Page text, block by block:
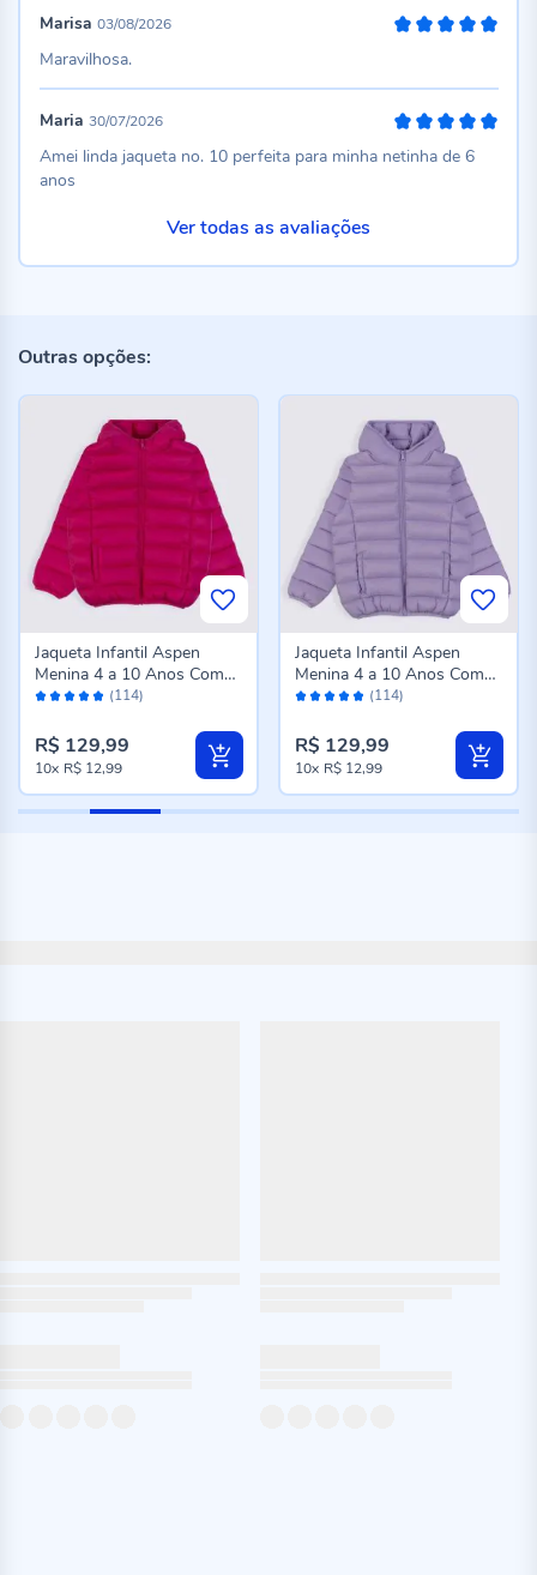
Marisa 03/08/2026
Maravilhosa.
Maria 30/07/2026
Amei linda jaqueta no. 10 perfeita para minha netinha de 6
anos
Ver todas as avaliações
Outras opções:
Avaliação: (114)
Jaqueta Infantil Aspen
Menina 4 a 10 Anos Com
Capuz Marmelada Pink
R$ 129,99
10x R$ 12,99
Avaliação: (114)
Jaqueta Infantil Aspen
Menina 4 a 10 Anos Com
Capuz Marmelada Lilas
R$ 129,99
10x R$ 12,99